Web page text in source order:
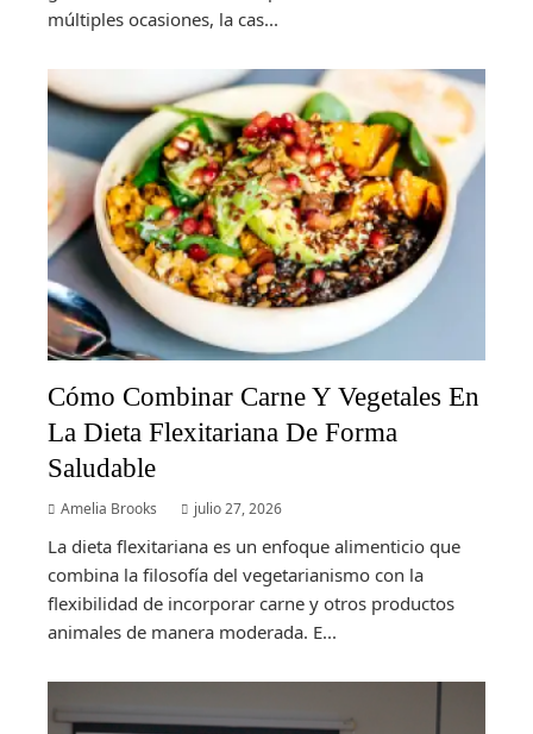
múltiples ocasiones, la cas...
Cómo Combinar Carne Y Vegetales En
La Dieta Flexitariana De Forma
Saludable
Amelia Brooks julio 27, 2026
La dieta flexitariana es un enfoque alimenticio que
combina la filosofía del vegetarianismo con la
flexibilidad de incorporar carne y otros productos
animales de manera moderada. E...